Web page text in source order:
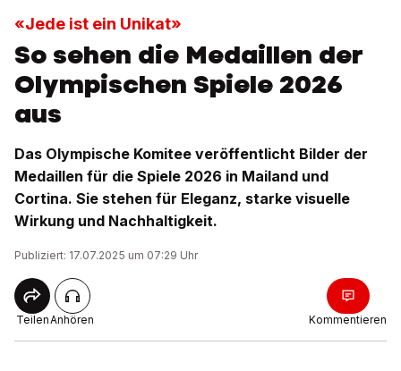
«Jede ist ein Unikat»
So sehen die Medaillen der
Olympischen Spiele 2026
aus
Das Olympische Komitee veröffentlicht Bilder der
Medaillen für die Spiele 2026 in Mailand und
Cortina. Sie stehen für Eleganz, starke visuelle
Wirkung und Nachhaltigkeit.
Publiziert: 17.07.2025 um 07:29 Uhr
TeilenAnhören Kommentieren